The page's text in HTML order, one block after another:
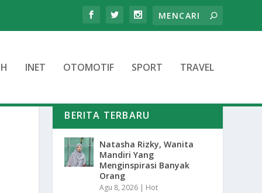
INET OTOMOTIF SPORT TRAVEL
BERITA TERBARU
Natasha Rizky, Wanita
Mandiri Yang
Menginspirasi Banyak
Orang
Agu 8, 2026 | Hot